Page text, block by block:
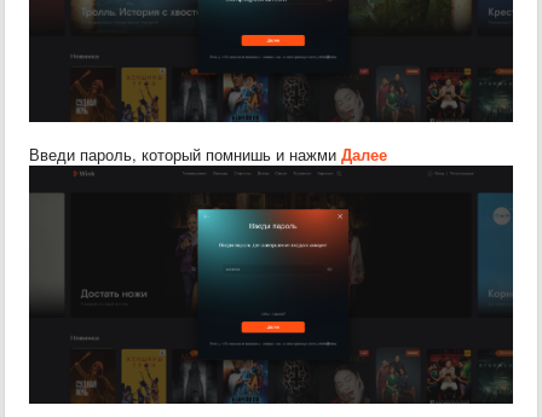
Введи пароль, который помнишь и нажми Далее